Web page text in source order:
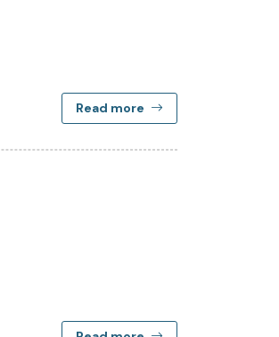
Read more